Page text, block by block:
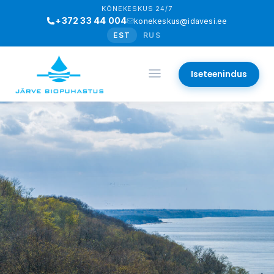
KÕNEKESKUS 24/7
+372 33 44 004
konekeskus@idavesi.ee
EST
RUS
Iseteenindus